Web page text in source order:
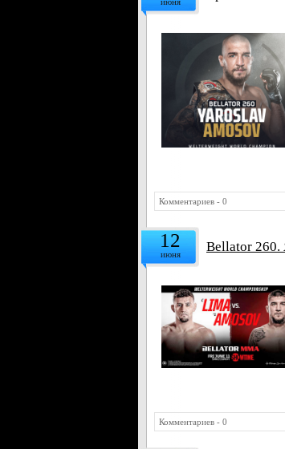
Комментариев - 0
12
июня Bellator 260.
Комментариев - 0